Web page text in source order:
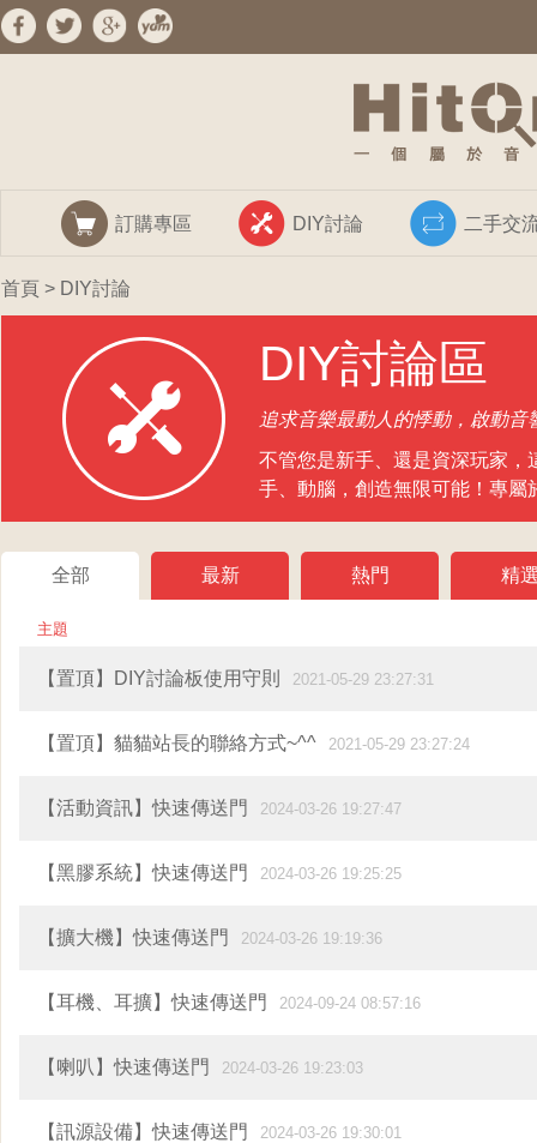
訂購專區 DIY討論 二手交
首頁 > DIY討論
DIY討論區
追求音樂最動人的悸動，啟動音
不管您是新手、還是資深玩家，
手、動腦，創造無限可能！專屬
全部 最新 熱門 精
主題
【置頂】DIY討論板使用守則 2021-05-29 23:27:31
【置頂】貓貓站長的聯絡方式~^^ 2021-05-29 23:27:24
【活動資訊】快速傳送門 2024-03-26 19:27:47
【黑膠系統】快速傳送門 2024-03-26 19:25:25
【擴大機】快速傳送門 2024-03-26 19:19:36
【耳機、耳擴】快速傳送門 2024-09-24 08:57:16
【喇叭】快速傳送門 2024-03-26 19:23:03
【訊源設備】快速傳送門 2024-03-26 19:30:01